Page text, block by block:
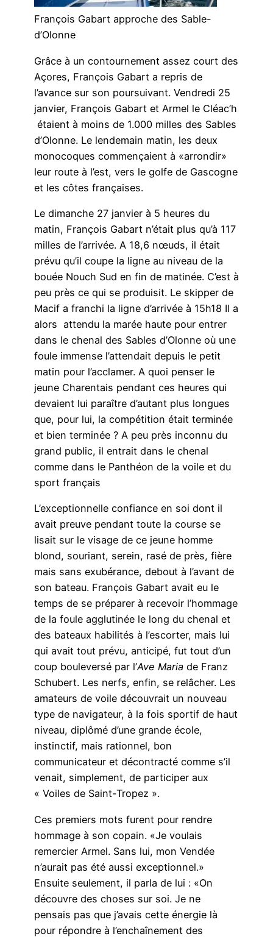
François Gabart approche des Sable-
d’Olonne
Grâce à un contournement assez court des
Açores, François Gabart a repris de
l’avance sur son poursuivant. Vendredi 25
janvier, François Gabart et Armel le Cléac’h
étaient à moins de 1.000 milles des Sables
d’Olonne. Le lendemain matin, les deux
monocoques commençaient à «arrondir»
leur route à l’est, vers le golfe de Gascogne
et les côtes françaises.
Le dimanche 27 janvier à 5 heures du
matin, François Gabart n’était plus qu’à 117
milles de l’arrivée. A 18,6 nœuds, il était
prévu qu’il coupe la ligne au niveau de la
bouée Nouch Sud en fin de matinée. C’est à
peu près ce qui se produisit. Le skipper de
Macif a franchi la ligne d’arrivée à 15h18 Il a
alors attendu la marée haute pour entrer
dans le chenal des Sables d’Olonne où une
foule immense l’attendait depuis le petit
matin pour l’acclamer. A quoi penser le
jeune Charentais pendant ces heures qui
devaient lui paraître d’autant plus longues
que, pour lui, la compétition était terminée
et bien terminée ? A peu près inconnu du
grand public, il entrait dans le chenal
comme dans le Panthéon de la voile et du
sport français
L’exceptionnelle confiance en soi dont il
avait preuve pendant toute la course se
lisait sur le visage de ce jeune homme
blond, souriant, serein, rasé de près, fière
mais sans exubérance, debout à l’avant de
son bateau. François Gabart avait eu le
temps de se préparer à recevoir l’hommage
de la foule agglutinée le long du chenal et
des bateaux habilités à l’escorter, mais lui
qui avait tout prévu, anticipé, fut tout d’un
coup bouleversé par l’Ave Maria de Franz
Schubert. Les nerfs, enfin, se relâcher. Les
amateurs de voile découvrait un nouveau
type de navigateur, à la fois sportif de haut
niveau, diplômé d’une grande école,
instinctif, mais rationnel, bon
communicateur et décontracté comme s’il
venait, simplement, de participer aux
« Voiles de Saint-Tropez ».
Ces premiers mots furent pour rendre
hommage à son copain. «Je voulais
remercier Armel. Sans lui, mon Vendée
n’aurait pas été aussi exceptionnel.»
Ensuite seulement, il parla de lui : «On
découvre des choses sur soi. Je ne
pensais pas que j’avais cette énergie là
pour répondre à l’enchaînement des